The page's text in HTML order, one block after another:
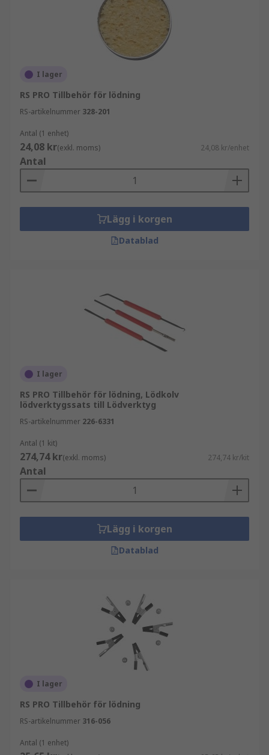
I lager
RS PRO Tillbehör för lödning
RS-artikelnummer 328-201
Antal (1 enhet)
24,08 kr(exkl. moms) 24,08 kr/enhet
Antal
Lägg i korgen
Datablad
I lager
RS PRO Tillbehör för lödning, Lödkolv
lödverktygssats till Lödverktyg
RS-artikelnummer 226-6331
Antal (1 kit)
274,74 kr(exkl. moms) 274,74 kr/kit
Antal
Lägg i korgen
Datablad
I lager
RS PRO Tillbehör för lödning
RS-artikelnummer 316-056
Antal (1 enhet)